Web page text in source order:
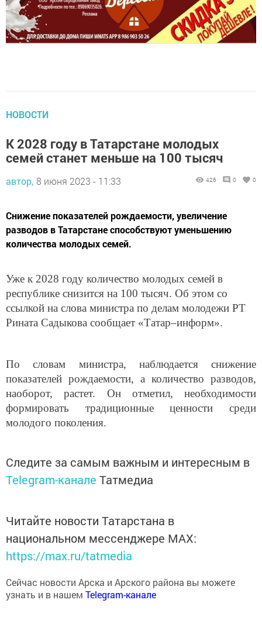
НОВОСТИ
К 2028 году в Татарстане молодых
семей станет меньше на 100 тысяч
автор, 8 июня 2023 - 11:33 426 0 0
Снижение показателей рождаемости, увеличение
разводов в Татарстане способствуют уменьшению
количества молодых семей.
Уже к 2028 году количество молодых семей в
республике снизится на 100 тысяч. Об этом со
ссылкой на слова министра по делам молодежи РТ
Рината Садыкова сообщает «Татар–информ».
По словам министра, наблюдается снижение
показателей рождаемости, а количество разводов,
наоборот, растет. Он отметил, необходимости
формировать традиционные ценности среди
молодого поколения.
Следите за самым важным и интересным в
Telegram-канале Татмедиа
Читайте новости Татарстана в
национальном мессенджере MАХ:
https://max.ru/tatmedia
Сейчас новости Арска и Арского района вы можете
узнать и в нашем Telegram-канале